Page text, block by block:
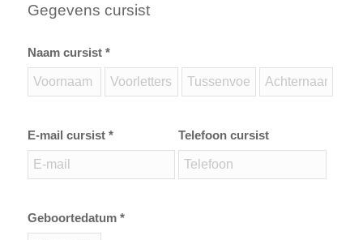
Gegevens cursist
Naam cursist *
E-mail cursist * Telefoon cursist
Geboortedatum *